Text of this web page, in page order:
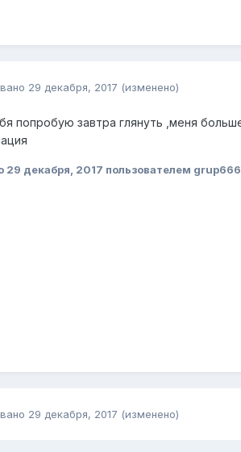
29 декабря, 2017 (изменено)
попробую завтра глянуть ,меня
29 декабря, 2017 пользователем grup666
29 декабря, 2017 (изменено)